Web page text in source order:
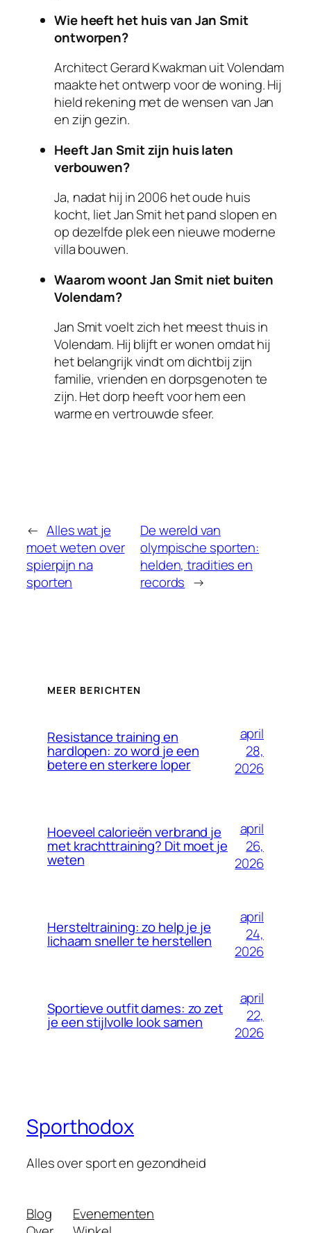
Wie heeft het huis van Jan Smit
ontworpen?
Architect Gerard Kwakman uit Volendam
maakte het ontwerp voor de woning. Hij
hield rekening met de wensen van Jan
en zijn gezin.
Heeft Jan Smit zijn huis laten
verbouwen?
Ja, nadat hij in 2006 het oude huis
kocht, liet Jan Smit het pand slopen en
op dezelfde plek een nieuwe moderne
villa bouwen.
Waarom woont Jan Smit niet buiten
Volendam?
Jan Smit voelt zich het meest thuis in
Volendam. Hij blijft er wonen omdat hij
het belangrijk vindt om dichtbij zijn
familie, vrienden en dorpsgenoten te
zijn. Het dorp heeft voor hem een
warme en vertrouwde sfeer.
← Alles wat je
moet weten over
spierpijn na
sporten
De wereld van
olympische sporten:
helden, tradities en
records →
MEER BERICHTEN
Resistance training en
hardlopen: zo word je een
betere en sterkere loper
april
28,
2026
Hoeveel calorieën verbrand je
met krachttraining? Dit moet je
weten
april
26,
2026
Hersteltraining: zo help je je
lichaam sneller te herstellen
april
24,
2026
Sportieve outfit dames: zo zet
je een stijlvolle look samen
april
22,
2026
Sporthodox
Alles over sport en gezondheid
Blog
Evenementen